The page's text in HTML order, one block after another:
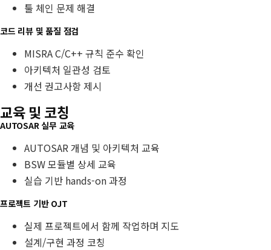
툴 체인 문제 해결
코드 리뷰 및 품질 점검
MISRA C/C++ 규칙 준수 확인
아키텍처 일관성 검토
개선 권고사항 제시
교육 및 코칭
AUTOSAR 실무 교육
AUTOSAR 개념 및 아키텍처 교육
BSW 모듈별 상세 교육
실습 기반 hands-on 과정
프로젝트 기반 OJT
실제 프로젝트에서 함께 작업하며 지도
설계/구현 과정 코칭